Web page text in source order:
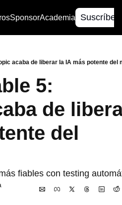
SponsorAcademia
acaba de liberar la IA más potente del
5:
de
del
fiables con testing